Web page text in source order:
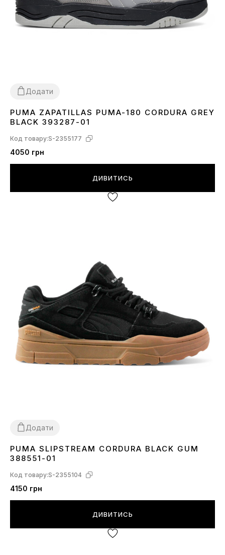
Додати
41424344
PUMA ZAPATILLAS PUMA-180 CORDURA GREY
BLACK 393287-01
Код товару:S-2355177
4050 грн
ДИВИТИСЬ
Додати
4142434445
PUMA SLIPSTREAM CORDURA BLACK GUM
388551-01
Код товару:S-2355104
4150 грн
ДИВИТИСЬ